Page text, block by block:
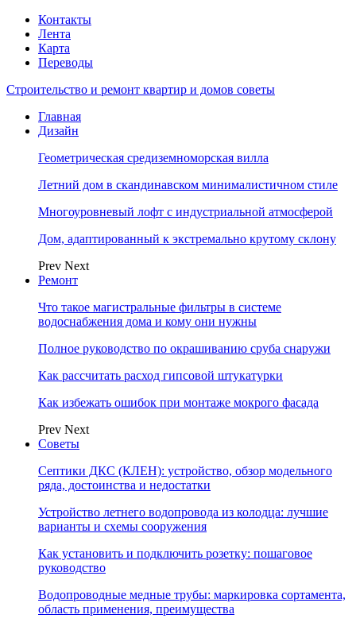
Контакты
Лента
Карта
Переводы
Строительство и ремонт квартир и домов советы
Главная
Дизайн
Геометрическая средиземноморская вилла
Летний дом в скандинавском минималистичном стиле
Многоуровневый лофт с индустриальной атмосферой
Дом, адаптированный к экстремально крутому склону
Prev Next
Ремонт
Что такое магистральные фильтры в системе
водоснабжения дома и кому они нужны
Полное руководство по окрашиванию сруба снаружи
Как рассчитать расход гипсовой штукатурки
Как избежать ошибок при монтаже мокрого фасада
Prev Next
Советы
Септики ДКС (КЛЕН): устройство, обзор модельного
ряда, достоинства и недостатки
Устройство летнего водопровода из колодца: лучшие
варианты и схемы сооружения
Как установить и подключить розетку: пошаговое
руководство
Водопроводные медные трубы: маркировка сортамента,
область применения, преимущества